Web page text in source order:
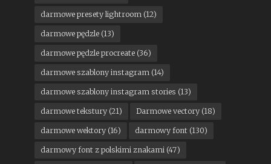
darmowe presety lightroom (12)
darmowe pędzle(13)
darmowe pędzle procreate(36)
darmowe szablony instagram (14)
darmowe szablony instagram stories (13)
darmowe tekstury(21) Darmowe vectory(18)
darmowe wektory(16) darmowy font(130)
darmowy font z polskimi znakami (47)